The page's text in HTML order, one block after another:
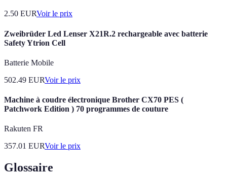
2.50 EURVoir le prix
Zweibrüder Led Lenser X21R.2 rechargeable avec batterie
Safety Ytrion Cell
Batterie Mobile
502.49 EURVoir le prix
Machine à coudre électronique Brother CX70 PES (
Patchwork Edition ) 70 programmes de couture
Rakuten FR
357.01 EURVoir le prix
Glossaire